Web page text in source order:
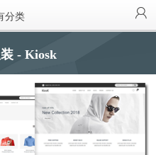
分类
- Kiosk